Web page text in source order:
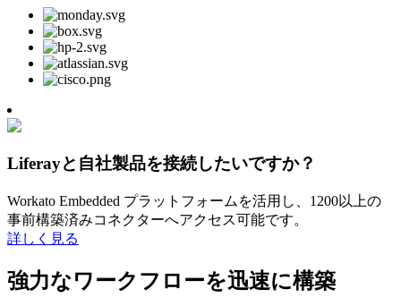
Liferayと自社製品を接続したいですか？
Workato Embedded プラットフォームを活用し、1200以上の
事前構築済みコネクターへアクセス可能です。
詳しく見る
強力なワークフローを迅速に構築